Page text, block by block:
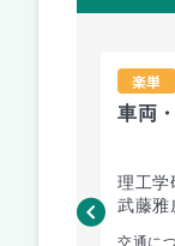
楽単
車両
理工学
武藤雅
交通に